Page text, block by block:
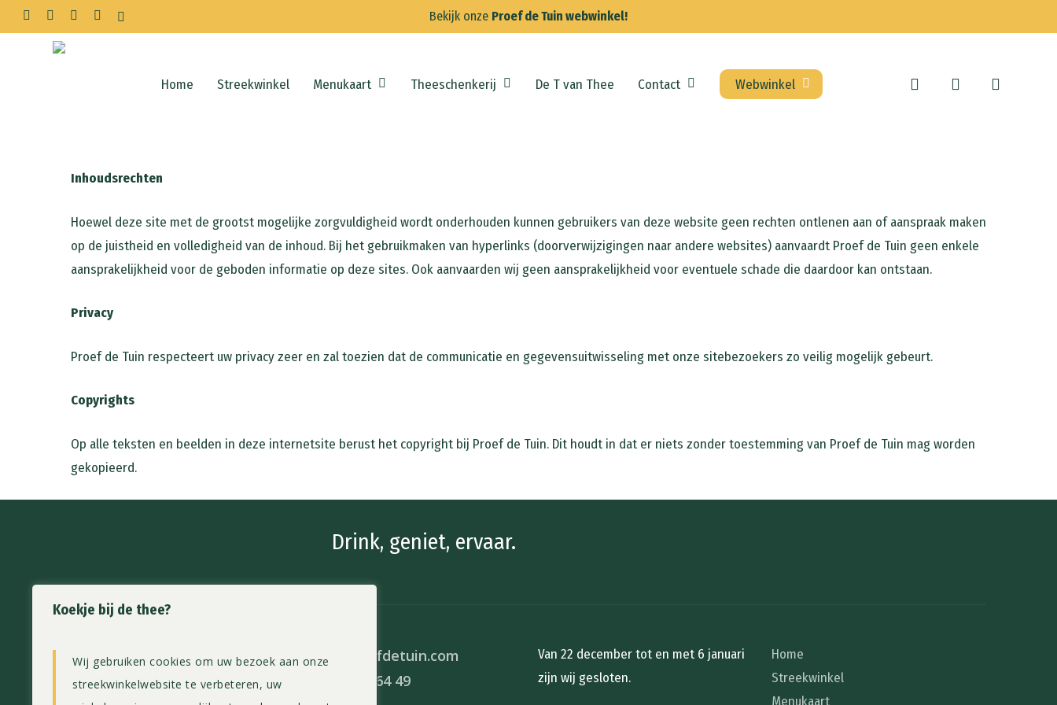
Koekje bij de thee?
Wij gebruiken cookies om uw bezoek aan onze
streekwinkelwebsite te verbeteren, uw
to
whatsapptiktok Bekijk onze Proef de Tuin webwinkel!
Home Streekwinkel Menukaart Theeschenkerij De T van Thee Contact Webwinkel search account
Inhoudsrechten
Hoewel deze site met de grootst mogelijke zorgvuldigheid wordt onderhouden kunnen gebruikers van deze website geen rechten ontlenen aan of aanspraak maken
op de juistheid en volledigheid van de inhoud. Bij het gebruikmaken van hyperlinks (doorverwijzigingen naar andere websites) aanvaardt Proef de Tuin geen enkele
aansprakelijkheid voor de geboden informatie op deze sites. Ook aanvaarden wij geen aansprakelijkheid voor eventuele schade die daardoor kan ontstaan.
Privacy
Proef de Tuin respecteert uw privacy zeer en zal toezien dat de communicatie en gegevensuitwisseling met onze sitebezoekers zo veilig mogelijk gebeurt.
Copyrights
Op alle teksten en beelden in deze internetsite berust het copyright bij Proef de Tuin. Dit houdt in dat er niets zonder toestemming van Proef de Tuin mag worden
gekopieerd.
Drink, geniet, ervaar.
Proef de Tuin
Streekwinkel & Theeschenkerij
Rijneveld 153
info@proefdetuin.com
06 – 23 05 64 49
Van 22 december tot en met 6 januari
zijn wij gesloten.
Home
Streekwinkel
Menukaart